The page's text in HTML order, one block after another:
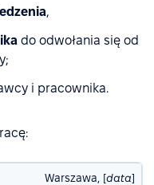
,
do odwołania się od
i pracownika.
Warszawa, [data]